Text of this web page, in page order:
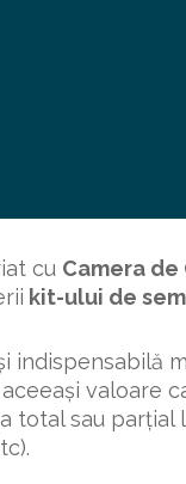
cu Camera de
kit-ului de
valoare
sau